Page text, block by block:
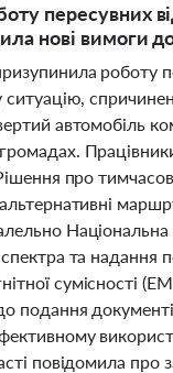
пересувних
нові вимоги
роботу
ситуацію,
автомобіль
про
та
сумісності
подання
повідомила